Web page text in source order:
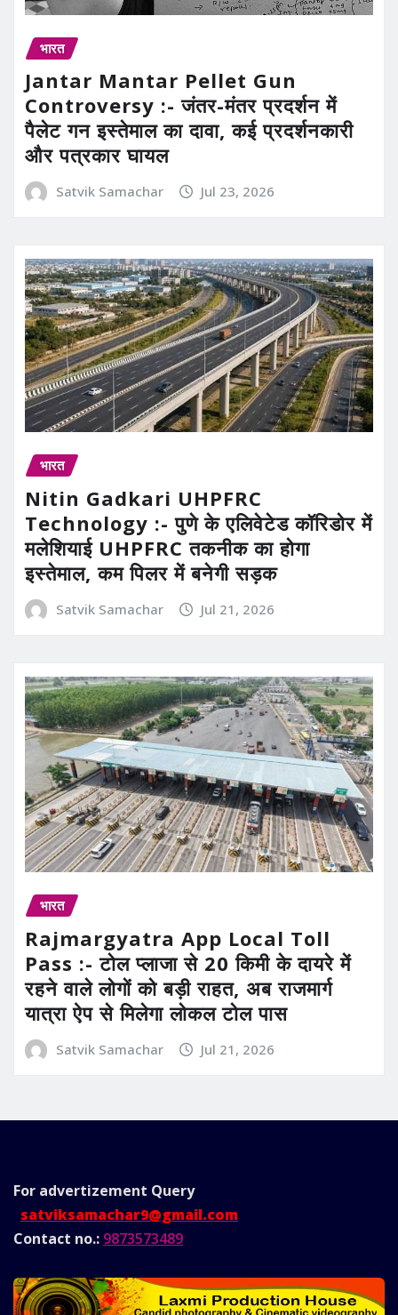
भारत
Jantar Mantar Pellet Gun
Controversy :- जंतर-मंतर प्रदर्शन में
पैलेट गन इस्तेमाल का दावा, कई प्रदर्शनकारी
और पत्रकार घायल
Satvik Samachar Jul 23, 2026
भारत
Nitin Gadkari UHPFRC
Technology :- पुणे के एलिवेटेड कॉरिडोर में
मलेशियाई UHPFRC तकनीक का होगा
इस्तेमाल, कम पिलर में बनेगी सड़क
Satvik Samachar Jul 21, 2026
भारत
Rajmargyatra App Local Toll
Pass :- टोल प्लाजा से 20 किमी के दायरे में
रहने वाले लोगों को बड़ी राहत, अब राजमार्ग
यात्रा ऐप से मिलेगा लोकल टोल पास
Satvik Samachar Jul 21, 2026
For advertizement Query
satviksamachar9@gmail.com
Contact no.: 9873573489